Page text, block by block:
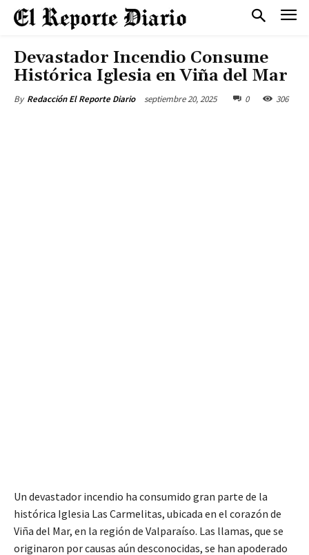
Devastador Incendio Consume
Histórica Iglesia en Viña del Mar
By Redacción El Reporte Diario septiembre 20, 2025 0 306
Un devastador incendio ha consumido gran parte de la
histórica Iglesia Las Carmelitas, ubicada en el corazón de
Viña del Mar, en la región de Valparaíso. Las llamas, que se
originaron por causas aún desconocidas, se han apoderado